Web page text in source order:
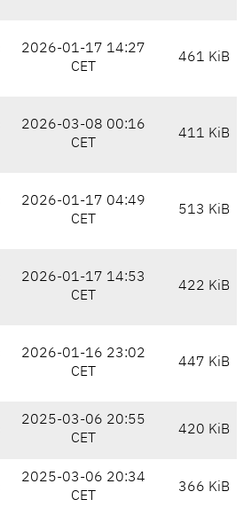
2026-01-17 14:27
CET
461 KiB
2026-03-08 00:16
CET
411 KiB
2026-01-17 04:49
CET
513 KiB
2026-01-17 14:53
CET
422 KiB
2026-01-16 23:02
CET
447 KiB
2025-03-06 20:55
CET
420 KiB
2025-03-06 20:34
CET
366 KiB